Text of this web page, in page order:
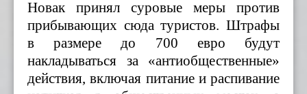
Новак принял суровые меры против
прибывающих сюда туристов. Штрафы
в размере до 700 евро будут
накладываться за «антиобщественные»
действия, включая питание и распивание